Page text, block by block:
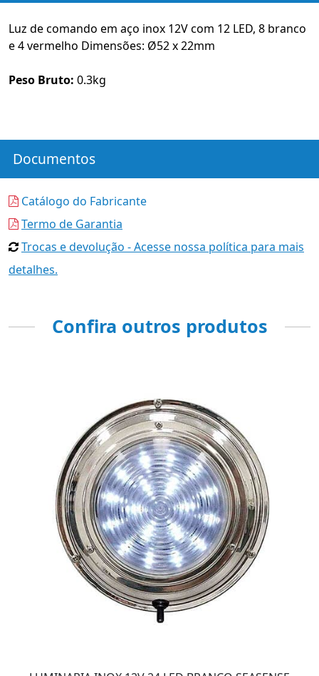
Luz de comando em aço inox 12V com 12 LED, 8 branco
e 4 vermelho Dimensões: Ø52 x 22mm
Peso Bruto: 0.3kg
Documentos
Catálogo do Fabricante
Termo de Garantia
Trocas e devolução - Acesse nossa política para mais
detalhes.
Confira outros produtos